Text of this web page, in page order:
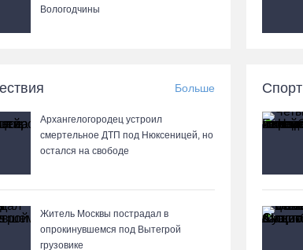
Вологодчины
Больше
Архангелогородец устроил
смертельное ДТП под Нюксеницей, но
остался на свободе
Житель Москвы пострадал в
опрокинувшемся под Вытегрой
грузовике
Спорт